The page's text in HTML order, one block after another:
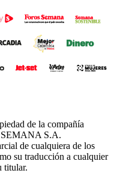
de la compañía
S.A.
de cualquiera de los
su traducción a cualquier
titular.